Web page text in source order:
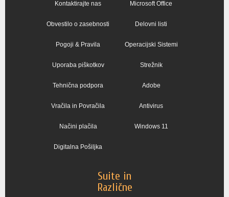
Kontaktirajte nas
Obvestilo o zasebnosti
Pogoji & Pravila
Uporaba piškotkov
Tehnična podpora
Vračila in Povračila
Načini plačila
Digitalna Pošiljka
Microsoft Office
Delovni listi
Operacijski Sistemi
Strežnik
Adobe
Antivirus
Windows 11
Suite in
Različne